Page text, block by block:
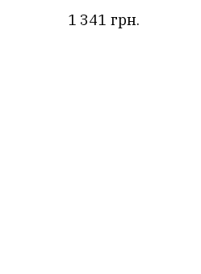
1 341 грн.